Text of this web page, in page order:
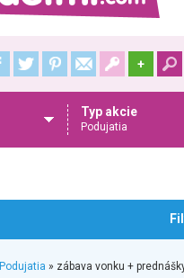
+
Typ akcie
Podujatia
Podujatia » zábava vonku +